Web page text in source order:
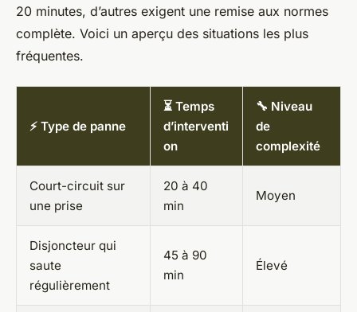
20 minutes, d’autres exigent une remise aux normes
complète. Voici un aperçu des situations les plus
fréquentes.
⚡ Type de panne
⏳ Temps
d’interventi
on
🔧 Niveau
de
complexité
Court-circuit sur
une prise
20 à 40
min
Moyen
Disjoncteur qui
saute
régulièrement
45 à 90
min
Élevé